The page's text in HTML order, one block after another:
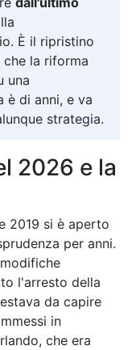
È il ripristino
la riforma
una
è di anni, e va
strategia.
2026 e la
2019 si è aperto
per anni.
l'arresto della
da capire
in
che era